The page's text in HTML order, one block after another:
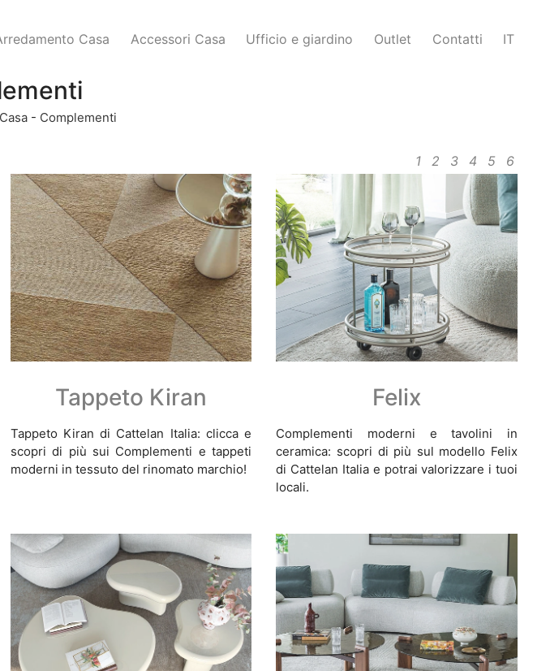
Casa Accessori Casa Ufficio e giardino Outlet Contatti IT
- Complementi
1 2 3 4 5 6
Tappeto Kiran
Tappeto Kiran di Cattelan Italia: clicca e
scopri di più sui Complementi e tappeti
moderni in tessuto del rinomato marchio!
Felix
Complementi moderni e tavolini in
ceramica: scopri di più sul modello Felix
di Cattelan Italia e potrai valorizzare i tuoi
locali.